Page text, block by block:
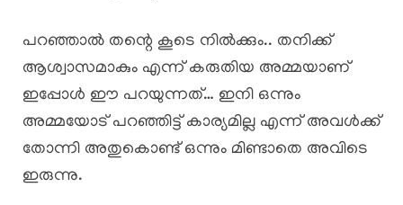
പറഞ്ഞാൽ തന്റെ കൂടെ നിൽക്കും.. തനിക്ക്
ആശ്വാസമാകും എന്ന് കരുതിയ അമ്മയാണ്
ഇപ്പോൾ ഈ പറയുന്നത്… ഇനി ഒന്നും
അമ്മയോട് പറഞ്ഞിട്ട് കാര്യമില്ല എന്ന് അവൾക്ക്
തോന്നി അതുകൊണ്ട് ഒന്നും മിണ്ടാതെ അവിടെ
ഇരുന്നു.